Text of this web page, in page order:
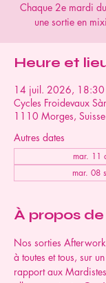
Chaque 2e mardi
une sortie en
Heure et
14 juil. 2026,
Cycles Froidevaux
1110 Morges, Suisse
Autres dates
mar. 11
mar. 08
À propos
Nos sorties
à toutes et tous, sur
rapport aux